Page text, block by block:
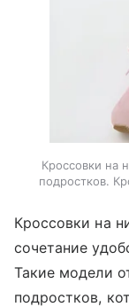
Кроссовки на
подростков.
Кроссовки на
сочетание
Такие модели
подростков,